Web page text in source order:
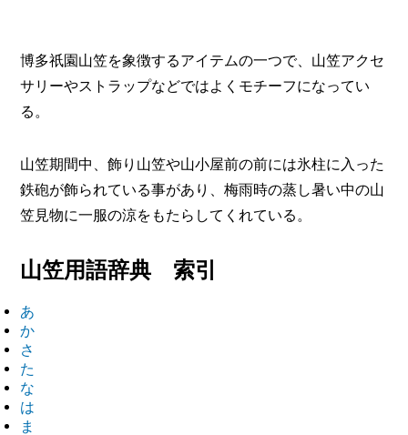
博多祇園山笠を象徴するアイテムの一つで、山笠アクセ
サリーやストラップなどではよくモチーフになってい
る。
山笠期間中、飾り山笠や山小屋前の前には氷柱に入った
鉄砲が飾られている事があり、梅雨時の蒸し暑い中の山
笠見物に一服の涼をもたらしてくれている。
山笠用語辞典 索引
あ
か
さ
た
な
は
ま